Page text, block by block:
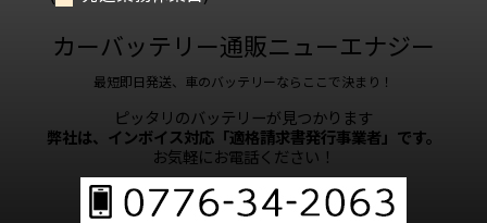
カーバッテリー通販ニューエナジー
最短即日発送、車のバッテリーならここで決まり！
ピッタリのバッテリーが見つかります
弊社は、インボイス対応「適格請求書発行事業者」です。
お気軽にお電話ください！